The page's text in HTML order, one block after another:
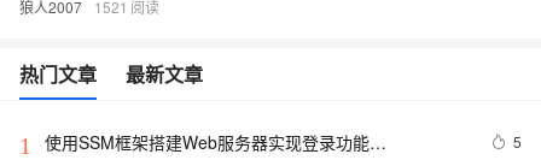
狼人2007 1521
热门文章 最新文章
1
使用SSM框架搭建Web服务器实现登录功能
5